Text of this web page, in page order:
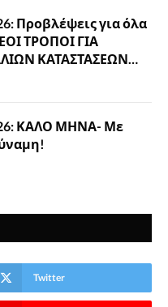
Προβλέψεις για όλα
ΤΡΟΠΟΙ ΓΙΑ
ΚΑΤΑΣΤΑΣΕΩΝ…
ΚΑΛΟ ΜΗΝΑ- Με
Twitter